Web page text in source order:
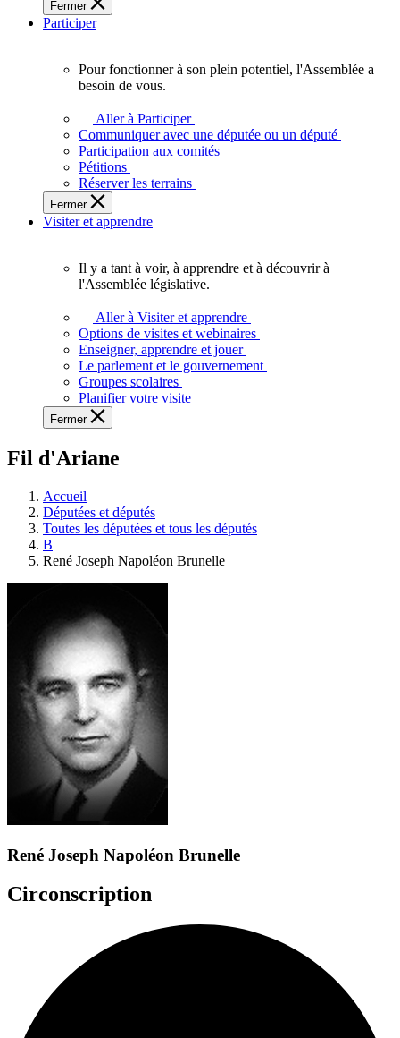
Ontariennes
et
Fermer
Participer
plein
potentiel,
l'Assemblée
a
besoin
de
Pour fonctionner à son plein potentiel, l'Assemblée a
besoin de vous.
Aller à Participer
Communiquer avec une députée ou un député
Participation aux comités
Pétitions
Réserver les terrains
Fermer
Visiter et apprendre
voir,
apprendre
et
à
à
législative.
Il y a tant à voir, à apprendre et à découvrir à
l'Assemblée législative.
Aller à Visiter et apprendre
Options de visites et webinaires
Enseigner, apprendre et jouer
Le parlement et le gouvernement
Groupes scolaires
Planifier votre visite
Fermer
Fil d'Ariane
Accueil
Députées et députés
Toutes les députées et tous les députés
B
René Joseph Napoléon Brunelle
René Joseph Napoléon Brunelle
Circonscription